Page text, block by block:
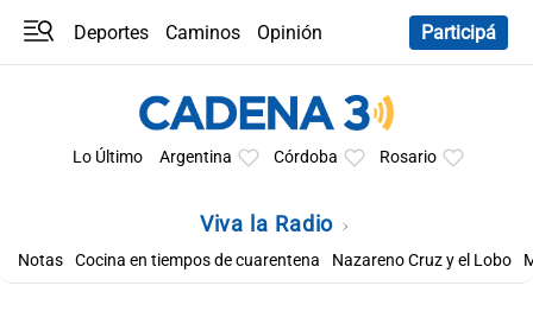
Deportes Caminos
Opinión
Participá
Lo Último Argentina Córdoba Rosario
Viva la Radio
Notas Cocina en tiempos de cuarentena Nazareno Cruz y el Lobo